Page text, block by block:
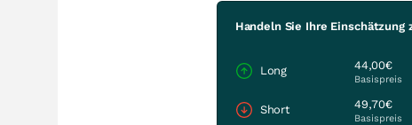
Handeln Sie Ihre Einschätzung
Long 44,00€
Basispreis
Short 49,70€
Basispreis